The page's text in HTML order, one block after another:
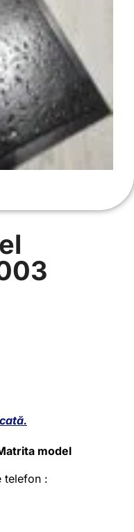
model
telefon :